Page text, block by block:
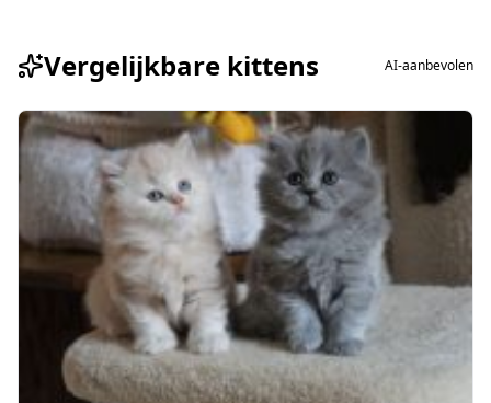
Vergelijkbare kittens AI-aanbevolen